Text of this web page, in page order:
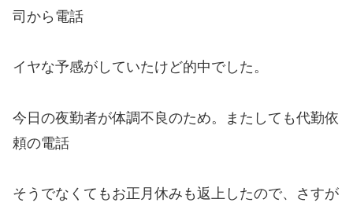
司から電話
イヤな予感がしていたけど的中でした。
今日の夜勤者が体調不良のため。またしても代勤依
頼の電話
そうでなくてもお正月休みも返上したので、さすが